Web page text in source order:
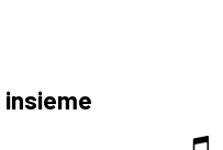
insieme